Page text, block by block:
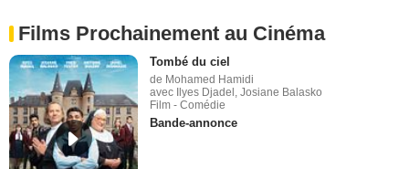
Films Prochainement au Cinéma
Tombé du ciel
de Mohamed Hamidi
avec Ilyes Djadel, Josiane Balasko
Film - Comédie
Bande-annonce